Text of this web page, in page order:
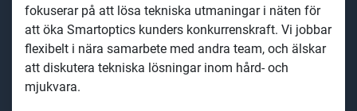
fokuserar på att lösa tekniska utmaningar i näten för
att öka Smartoptics kunders konkurrenskraft. Vi jobbar
flexibelt i nära samarbete med andra team, och älskar
att diskutera tekniska lösningar inom hård- och
mjukvara.